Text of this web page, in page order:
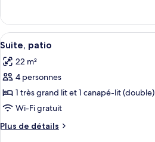
In
Shower)
Suite,
balcon
(Hill
Country)
Suite,
balcon
(Hill
Country)
Afficher
toutes
les
photos
pour
ce
type
de
5
Suite, patio
22 m²
4 personnes
1 très grand lit et 1 canapé-lit (double)
Wi-Fi gratuit
Plus de détails
Plus